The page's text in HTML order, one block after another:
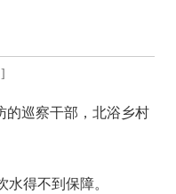
的巡察干部，北浴乡村
得不到保障。